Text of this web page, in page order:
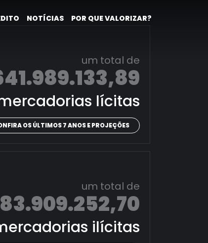
NOTÍCIAS POR QUE VALORIZAR?
um total de
lícitas
OS ÚLTIMOS 7 ANOS E PROJEÇÕES
um total de
ilícitas